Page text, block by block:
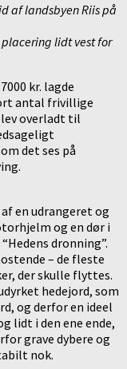
af landsbyen Riis på
lidt vest for
kr. lagde
antal frivillige
overladt til
det ses på
en udrangeret og
og en dør i
dronning”.
– de fleste
der skulle flyttes.
hedejord, som
og derfor en ideel
lidt i den ene ende,
grave dybere og
nok.